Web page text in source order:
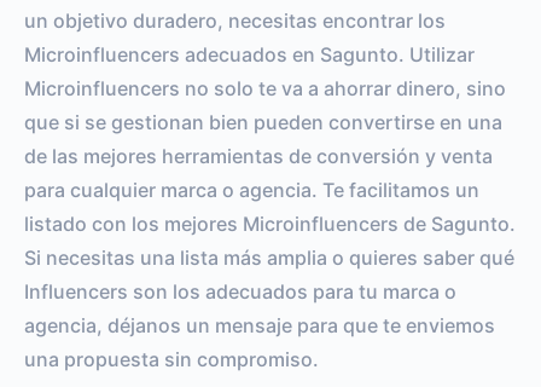
un objetivo duradero, necesitas encontrar los
Microinfluencers adecuados en Sagunto. Utilizar
Microinfluencers no solo te va a ahorrar dinero, sino
que si se gestionan bien pueden convertirse en una
de las mejores herramientas de conversión y venta
para cualquier marca o agencia. Te facilitamos un
listado con los mejores Microinfluencers de Sagunto.
Si necesitas una lista más amplia o quieres saber qué
Influencers son los adecuados para tu marca o
agencia, déjanos un mensaje para que te enviemos
una propuesta sin compromiso.